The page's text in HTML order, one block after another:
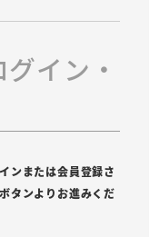
イン・
ンまたは会員登録さ
タンよりお進みくだ